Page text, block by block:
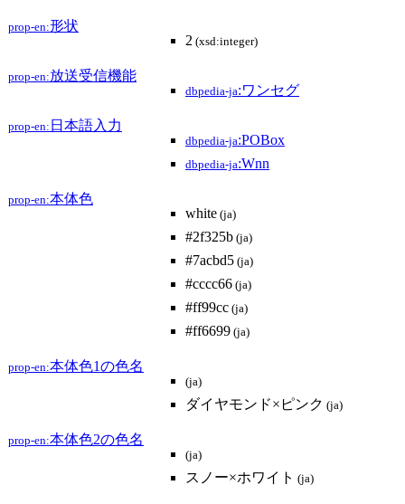
prop-en:形状
2 (xsd:integer)
prop-en:放送受信機能
dbpedia-ja:ワンセグ
prop-en: 日本語入力
dbpedia-ja:POBox
dbpedia-ja:Wnn
prop-en:本体色
white (ja)
#2f325b (ja)
#7acbd5 (ja)
#cccc66 (ja)
#ff99cc (ja)
#ff6699 (ja)
prop-en:本体色1の色名
(ja)
ダイヤモンド×ピンク (ja)
prop-en:本体色2の色名
(ja)
スノー×ホワイト (ja)